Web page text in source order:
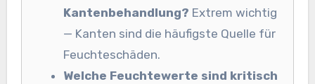
Kantenbehandlung? Extrem wichtig
— Kanten sind die häufigste Quelle für
Feuchteschäden.
Welche Feuchtewerte sind kritisch